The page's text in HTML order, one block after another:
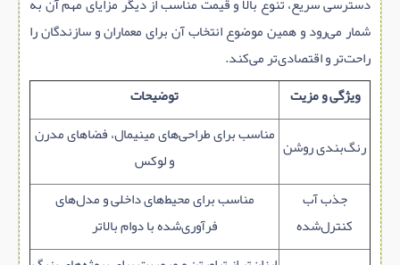
شمار می‌رود و همین موضوع انتخاب آن برای معماران و سازندگان را
راحت‌تر و اقتصادی‌تر می‌کند.
ویژگی و مزیت
توضیحات
رنگ‌بندی روشن مناسب برای طراحی‌های مینیمال، فضاهای مدرن
و لوکس
جذب آب
کنترل‌شده
مناسب برای محیط‌های داخلی و مدل‌های
فرآوری‌شده با دوام بالاتر